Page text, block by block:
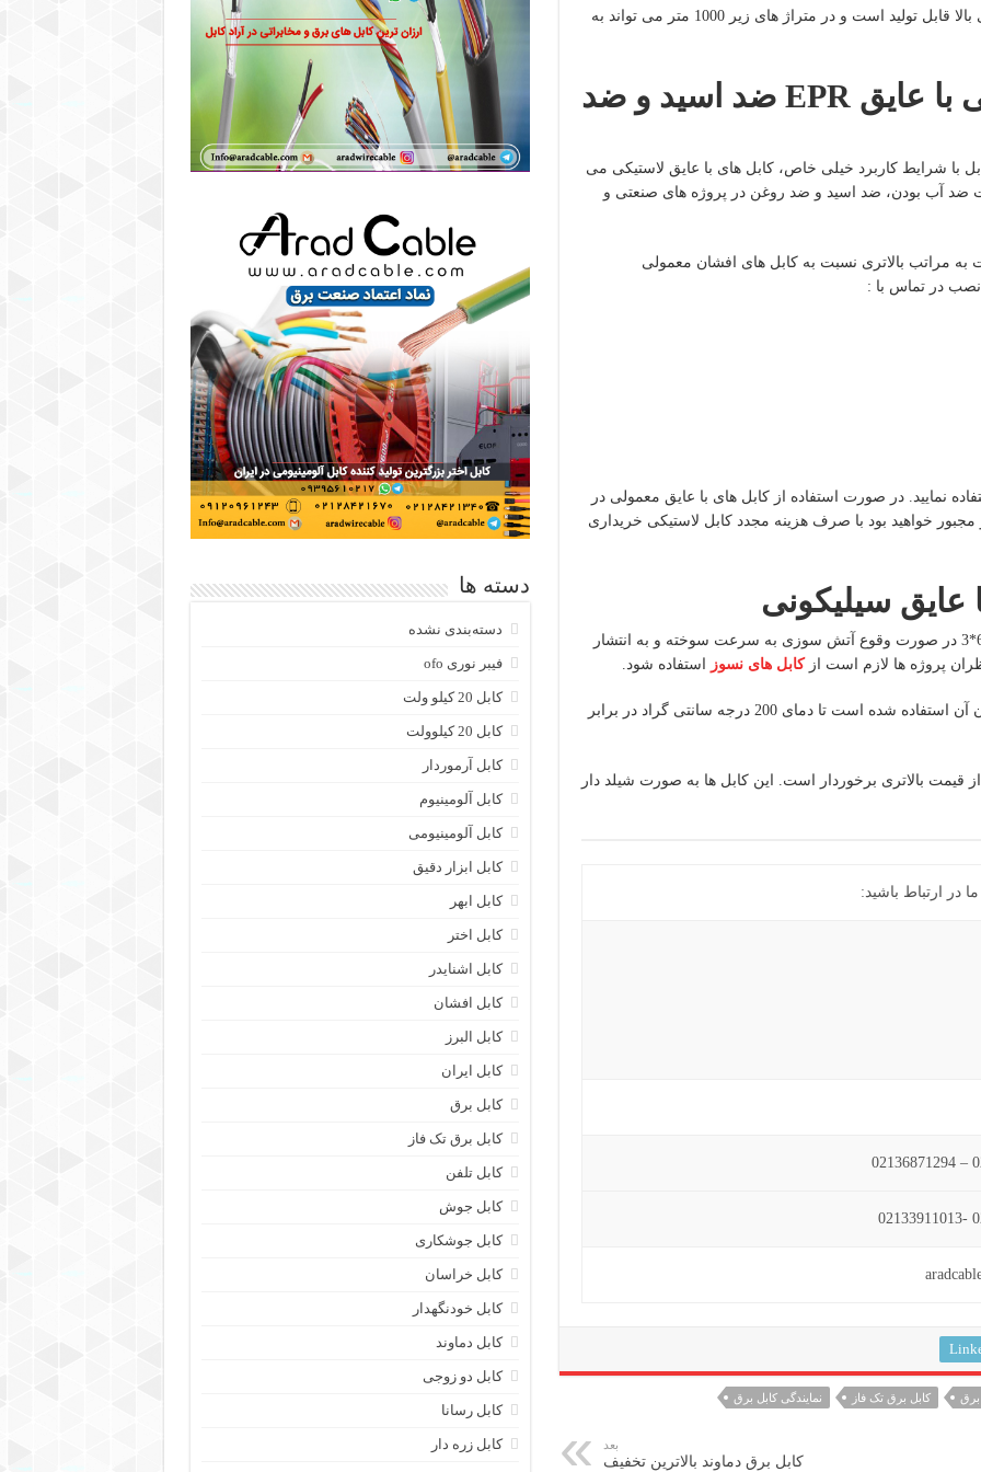
این کابل ها به صورت سفارشی در متراژ های بالا قابل تولید است و در متراژ های زیر 1000 متر می تواند به
EPR ضد اسید و ضد
موجود در آراد کابل با شرایط کاربرد خیلی خاص، کابل های با عایق لاستیکی می
ضد آب بودن، ضد اسید و ضد روغن در پروژه های صنعتی و
به مراتب بالاتری نسبت به کابل های افشان معمولی
نصب در تماس با :
نمایید. در صورت استفاده از کابل های با عایق معمولی در
خواهید بود با صرف هزینه مجدد کابل لاستیکی خریداری
در برخی از محیط ها ممکن است کابل برق 6*3 در صورت وقوع آتش سوزی به سرعت سوخته و به انتشار
پروژه ها لازم است ازکابل های نسوز استفاده شود.
در ساختمان آن استفاده شده است تا دمای 200 درجه سانتی گراد در برابر
قیمت بالاتری برخوردار است. این کابل ها به صورت شیلد دار
در ارتباط باشید:
کابل برق تک فاز نمایندگی کابل برق
بعد
کابل برق دماوند بالاترین تخفیف
دسته ها
دسته‌بندی نشده
فیبر نوری ofo
کابل 20 کیلو ولت
کابل 20 کیلوولت
کابل آرموردار
کابل آلومینیوم
کابل آلومینیومی
کابل ابزار دقیق
کابل ابهر
کابل اختر
کابل اشنایدر
کابل افشان
کابل البرز
کابل ایران
کابل برق
کابل برق تک فاز
کابل تلفن
کابل جوش
کابل جوشکاری
کابل خراسان
کابل خودنگهدار
کابل دماوند
کابل دو زوجی
کابل رسانا
کابل زره دار